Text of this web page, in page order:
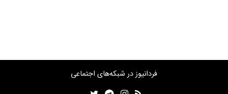
فردانیوز در شبکه‌های اجتماعی